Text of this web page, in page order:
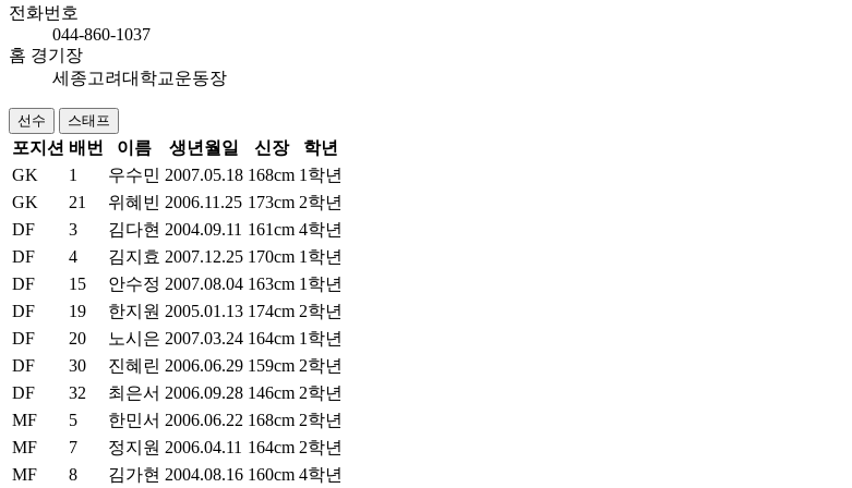
전화번호
044-860-1037
홈 경기장
세종고려대학교운동장
선수 스태프
포지션 배번 이름 생년월일 신장
학년
GK
1 우수민 2007.05.18 168cm 1학년
GK
21 위혜빈 2006.11.25 173cm 2학년
DF
3 김다현 2004.09.11 161cm 4학년
DF
4 김지효 2007.12.25 170cm 1학년
DF
15 안수정 2007.08.04 163cm 1학년
DF
19 한지원 2005.01.13 174cm 2학년
DF
20 노시은 2007.03.24 164cm 1학년
DF
30 진혜린 2006.06.29 159cm 2학년
DF
32 최은서 2006.09.28 146cm 2학년
MF
5 한민서 2006.06.22 168cm 2학년
MF
7 정지원 2006.04.11 164cm 2학년
MF
8 김가현 2004.08.16 160cm 4학년